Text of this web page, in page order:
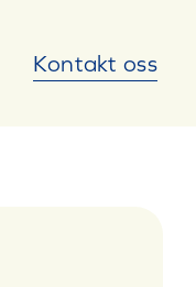
Kontakt oss